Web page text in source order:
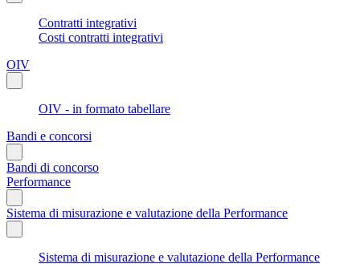
Contratti integrativi
Costi contratti integrativi
OIV
OIV - in formato tabellare
Bandi e concorsi
Bandi di concorso
Performance
Sistema di misurazione e valutazione della Performance
Sistema di misurazione e valutazione della Performance